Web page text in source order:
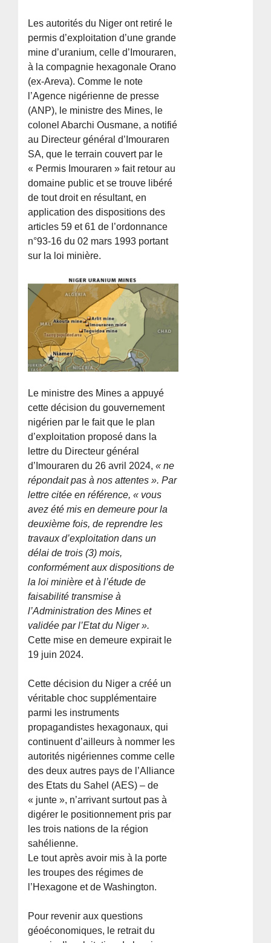
Les autorités du Niger ont retiré le
permis d’exploitation d’une grande
mine d’uranium, celle d’Imouraren,
à la compagnie hexagonale Orano
(ex-Areva). Comme le note
l’Agence nigérienne de presse
(ANP), le ministre des Mines, le
colonel Abarchi Ousmane, a notifié
au Directeur général d’Imouraren
SA, que le terrain couvert par le
« Permis Imouraren » fait retour au
domaine public et se trouve libéré
de tout droit en résultant, en
application des dispositions des
articles 59 et 61 de l’ordonnance
n°93-16 du 02 mars 1993 portant
sur la loi minière.
Le ministre des Mines a appuyé
cette décision du gouvernement
nigérien par le fait que le plan
d’exploitation proposé dans la
lettre du Directeur général
d’Imouraren du 26 avril 2024,« ne
répondait pas à nos attentes ». Par
lettre citée en référence, « vous
avez été mis en demeure pour la
deuxième fois, de reprendre les
travaux d’exploitation dans un
délai de trois (3) mois,
conformément aux dispositions de
la loi minière et à l’étude de
faisabilité transmise à
l’Administration des Mines et
validée par l’Etat du Niger ».
Cette mise en demeure expirait le
19 juin 2024.
Cette décision du Niger a créé un
véritable choc supplémentaire
parmi les instruments
propagandistes hexagonaux, qui
continuent d’ailleurs à nommer les
autorités nigériennes comme celle
des deux autres pays de l’Alliance
des Etats du Sahel (AES) – de
« junte », n’arrivant surtout pas à
digérer le positionnement pris par
les trois nations de la région
sahélienne.
Le tout après avoir mis à la porte
les troupes des régimes de
l’Hexagone et de Washington.
Pour revenir aux questions
géoéconomiques, le retrait du